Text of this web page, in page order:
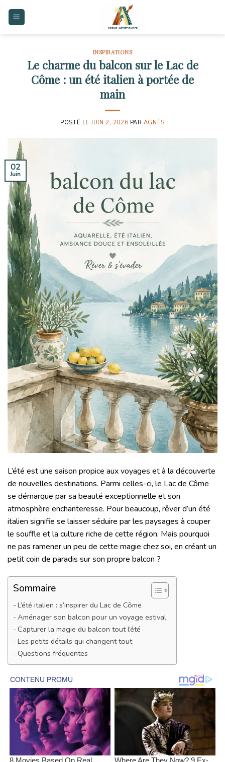
INSPIRATIONS
Le charme du balcon sur le Lac de
Côme : un été italien à portée de
main
POSTÉ LEJUIN 2, 2026 PAR AGNÈS
02
Juin
L’été est une saison propice aux voyages et à la découverte
de nouvelles destinations. Parmi celles-ci, le Lac de Côme
se démarque par sa beauté exceptionnelle et son
atmosphère enchanteresse. Pour beaucoup, rêver d’un été
italien signifie se laisser séduire par les paysages à couper
le souffle et la culture riche de cette région. Mais pourquoi
ne pas ramener un peu de cette magie chez soi, en créant un
petit coin de paradis sur son propre balcon ?
Sommaire
L’été italien : s’inspirer du Lac de Côme
Aménager son balcon pour un voyage estival
Capturer la magie du balcon tout l’été
Les petits détails qui changent tout
Questions fréquentes